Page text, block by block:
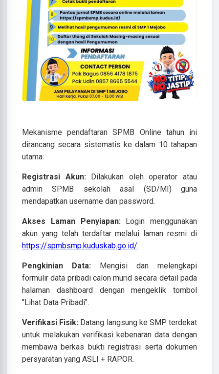
Mekanisme pendaftaran SPMB Online tahun ini
dirancang secara sistematis ke dalam 10 tahapan
utama:
Registrasi Akun:Dilakukan oleh operator atau
admin SPMB sekolah asal (SD/MI) guna
mendapatkan username dan password.
Akses Laman Penyiapan:Login menggunakan
akun yang telah terdaftar melalui laman resmi di
https://spmbsmp.kuduskab.go.id/.
Pengkinian Data: Mengisi dan melengkapi
formulir data pribadi calon murid secara detail pada
halaman dashboard dengan mengeklik tombol
"Lihat Data Pribadi".
Verifikasi Fisik: Datang langsung ke SMP terdekat
untuk melakukan verifikasi kebenaran data dengan
membawa berkas bukti registrasi serta dokumen
persyaratan yang ASLI + RAPOR.